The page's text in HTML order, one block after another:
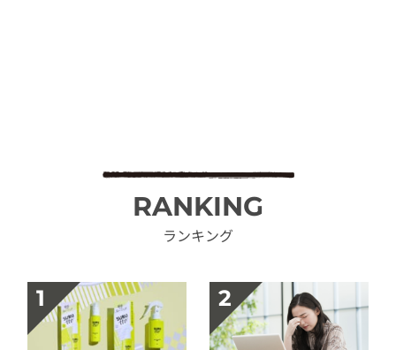
RANKING
ランキング